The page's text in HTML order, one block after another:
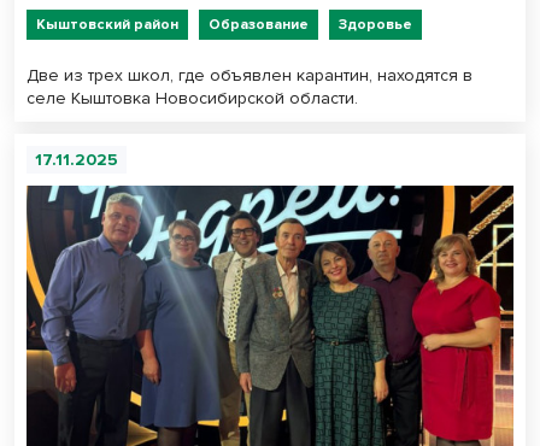
Кыштовский район Образование Здоровье
Две из трех школ, где объявлен карантин, находятся в
селе Кыштовка Новосибирской области.
17.11.2025